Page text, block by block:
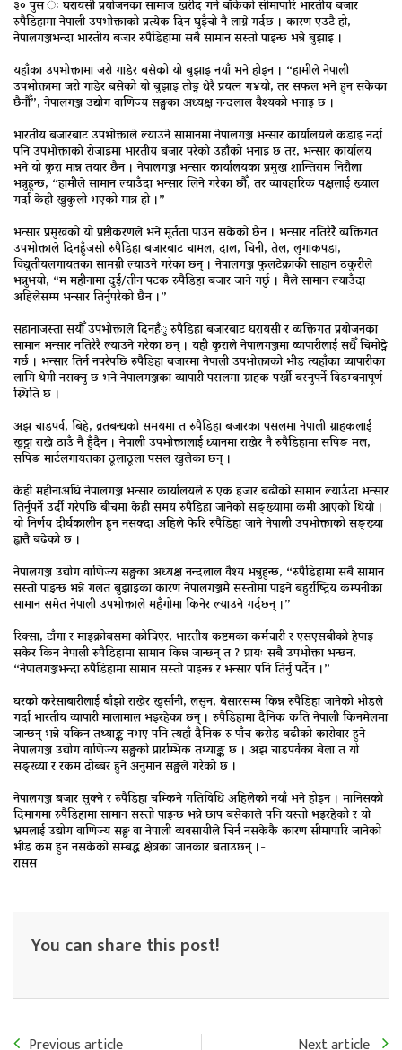
३० पुस ः घरायसी प्रयोजनका सामाज खरीद गर्न बाँकेको सीमापारि भारतीय बजार
रुपैडिहामा नेपाली उपभोक्ताको प्रत्येक दिन घुइँचो नै लाग्ने गर्दछ । कारण एउटै हो,
नेपालगञ्जभन्दा भारतीय बजार रुपैडिहामा सबै सामान सस्तो पाइन्छ भन्ने बुझाइ ।
यहाँका उपभोक्तामा जरो गाडेर बसेको यो बुझाइ नयाँ भने होइन । “हामीले नेपाली
उपभोक्तामा जरो गाडेर बसेको यो बुझाइ तोड्न धेरै प्रयत्न ग¥यो, तर सफल भने हुन सकेका
छैनौँ”, नेपालगञ्ज उद्योग वाणिज्य सङ्घका अध्यक्ष नन्दलाल वैश्यको भनाइ छ ।
भारतीय बजारबाट उपभोक्ताले ल्याउने सामानमा नेपालगञ्ज भन्सार कार्यालयले कडाइ नर्दा
पनि उपभोक्ताको रोजाइमा भारतीय बजार परेको उहाँको भनाइ छ तर, भन्सार कार्यालय
भने यो कुरा मान्न तयार छैन । नेपालगञ्ज भन्सार कार्यालयका प्रमुख शान्तिराम निरौला
भन्नुहुन्छ, “हामीले सामान ल्याउँदा भन्सार लिने गरेका छौँ, तर व्यावहारिक पक्षलाई ख्याल
गर्दा केही खुकुलो भएको मात्र हो ।”
भन्सार प्रमुखको यो प्रष्टीकरणले भने मूर्तता पाउन सकेको छैन । भन्सार नतिरेरैै व्यक्तिगत
उपभोक्ताले दिनहुँजसो रुपैडिहा बजारबाट चामल, दाल, चिनी, तेल, लुगाकपडा,
विद्युतीयलगायतका सामग्री ल्याउने गरेका छन् । नेपालगञ्ज फुलटेक्राकी साहान ठकुरीले
भन्नुभयो, “म महीनामा दुई/तीन पटक रुपैडिहा बजार जाने गर्छु । मैले सामान ल्याउँदा
अहिलेसम्म भन्सार तिर्नुपरेको छैन ।”
सहानाजस्ता सयौँ उपभोक्ताले दिनहँु रुपैडिहा बजारबाट घरायसी र व्यक्तिगत प्रयोजनका
सामान भन्सार नतिरेरै ल्याउने गरेका छन् । यही कुराले नेपालगञ्जमा व्यापारीलाई सधैँ चिमोट्ने
गर्छ । भन्सार तिर्न नपरेपछि रुपैडिहा बजारमा नेपाली उपभोक्ताको भीड त्यहाँका व्यापारीका
लागि थेगी नसक्नु छ भने नेपालगञ्जका व्यापारी पसलमा ग्राहक पर्खी बस्नुपर्ने विडम्बनापूर्ण
स्थिति छ ।
अझ चाडपर्व, बिहे, व्रतबन्धको समयमा त रुपैडिहा बजारका पसलमा नेपाली ग्राहकलाई
खुट्टा राख्ने ठाउँ नै हुँदैन । नेपाली उपभोक्तालाई ध्यानमा राखेर नै रुपैडिहामा सपिङ मल,
सपिङ मार्टलगायतका ठूलाठूला पसल खुलेका छन् ।
केही महीनाअघि नेपालगञ्ज भन्सार कार्यालयले रु एक हजार बढीको सामान ल्याउँदा भन्सार
तिर्नुपर्ने उर्दी गरेपछि बीचमा केही समय रुपैडिहा जानेको सङ्ख्यामा कमी आएको थियो ।
यो निर्णय दीर्घकालीन हुन नसक्दा अहिले फेरि रुपैडिहा जाने नेपाली उपभोक्ताको सङ्ख्या
ह्वात्तै बढेको छ ।
नेपालगञ्ज उद्योग वाणिज्य सङ्घका अध्यक्ष नन्दलाल वैश्य भन्नुहुन्छ, “रुपैडिहामा सबै सामान
सस्तो पाइन्छ भन्ने गलत बुझाइका कारण नेपालगञ्जमै सस्तोमा पाइने बहुर्राष्ट्रिय कम्पनीका
सामान समेत नेपाली उपभोक्ताले महँगोमा किनेर ल्याउने गर्दछन् ।”
रिक्सा, टाँगा र माइक्रोबसमा कोचिएर, भारतीय कष्टमका कर्मचारी र एसएसबीको हेपाइ
सकेर किन नेपाली रुपैडिहामा सामान किन्न जान्छन् त ? प्रायः सबै उपभोक्ता भन्छन,
“नेपालगञ्जभन्दा रुपैडिहामा सामान सस्तो पाइन्छ र भन्सार पनि तिर्नु पर्दैन ।”
घरको करेसाबारीलाई बाँझो राखेर खुर्सानी, लसुन, बेसारसम्म किन्न रुपैडिहा जानेको भीडले
गर्दा भारतीय व्यापारी मालामाल भइरहेका छन् । रुपैडिहामा दैनिक कति नेपाली किनमेलमा
जान्छन् भन्ने यकिन तथ्याङ्क नभए पनि त्यहाँ दैनिक रु पाँच करोड बढीको कारोवार हुने
नेपालगञ्ज उद्योग वाणिज्य सङ्घको प्रारम्भिक तथ्याङ्क छ । अझ चाडपर्वका बेला त यो
सङ्ख्या र रकम दोब्बर हुने अनुमान सङ्घले गरेको छ ।
नेपालगञ्ज बजार सुक्ने र रुपैडिहा चम्किने गतिविधि अहिलेको नयाँ भने होइन । मानिसको
दिमागमा रुपैडिहामा सामान सस्तो पाइन्छ भन्ने छाप बसेकाले पनि यस्तो भइरहेको र यो
भ्रमलाई उद्योग वाणिज्य सङ्घ वा नेपाली व्यवसायीले चिर्न नसकेकै कारण सीमापारि जानेको
भीड कम हुन नसकेको सम्बद्ध क्षेत्रका जानकार बताउछन् ।-
रासस
You can share this post!